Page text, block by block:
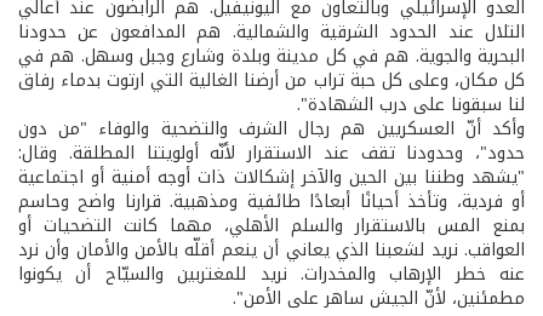
العدو الإسرائيلي وبالتعاون مع اليونيفيل. هم الرابضون عند أعالي
التلال عند الحدود الشرقية والشمالية. هم المدافعون عن حدودنا
البحرية والجوية. هم في كل مدينة وبلدة وشارع وجبل وسهل. هم في
كل مكان، وعلى كل حبة تراب من أرضنا الغالية التي ارتوت بدماء رفاق
لنا سبقونا على درب الشهادة".
وأكد أنّ العسكريين هم رجال الشرف والتضحية والوفاء "من دون
حدود"، وحدودنا تقف عند الاستقرار لأنّه أولويتنا المطلقة. وقال:
"يشهد وطننا بين الحين والآخر إشكالات ذات أوجه أمنية أو اجتماعية
أو فردية، وتأخذ أحيانًا أبعادًا طائفية ومذهبية. قرارنا واضح وحاسم
بمنع المس بالاستقرار والسلم الأهلي، مهما كانت التضحيات أو
العواقب. نريد لشعبنا الذي يعاني أن ينعم أقلّه بالأمن والأمان وأن نرد
عنه خطر الإرهاب والمخدرات. نريد للمغتربين والسيّاح أن يكونوا
مطمئنين، لأنّ الجيش ساهر على الأمن".